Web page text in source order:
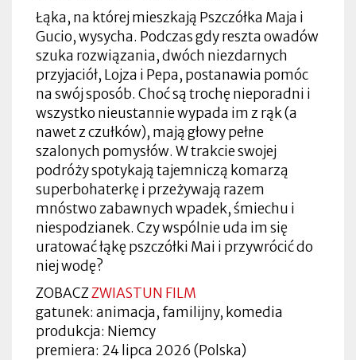
Łąka, na której mieszkają Pszczółka Maja i
Gucio, wysycha. Podczas gdy reszta owadów
szuka rozwiązania, dwóch niezdarnych
przyjaciół, Lojza i Pepa, postanawia pomóc
na swój sposób. Choć są trochę nieporadni i
wszystko nieustannie wypada im z rąk (a
nawet z czułków), mają głowy pełne
szalonych pomysłów. W trakcie swojej
podróży spotykają tajemniczą komarzą
superbohaterkę i przeżywają razem
mnóstwo zabawnych wpadek, śmiechu i
niespodzianek. Czy wspólnie uda im się
uratować łąkę pszczółki Mai i przywrócić do
niej wodę?
ZOBACZZWIASTUN FILM
gatunek: animacja, familijny, komedia
produkcja: Niemcy
premiera: 24 lipca 2026 (Polska)